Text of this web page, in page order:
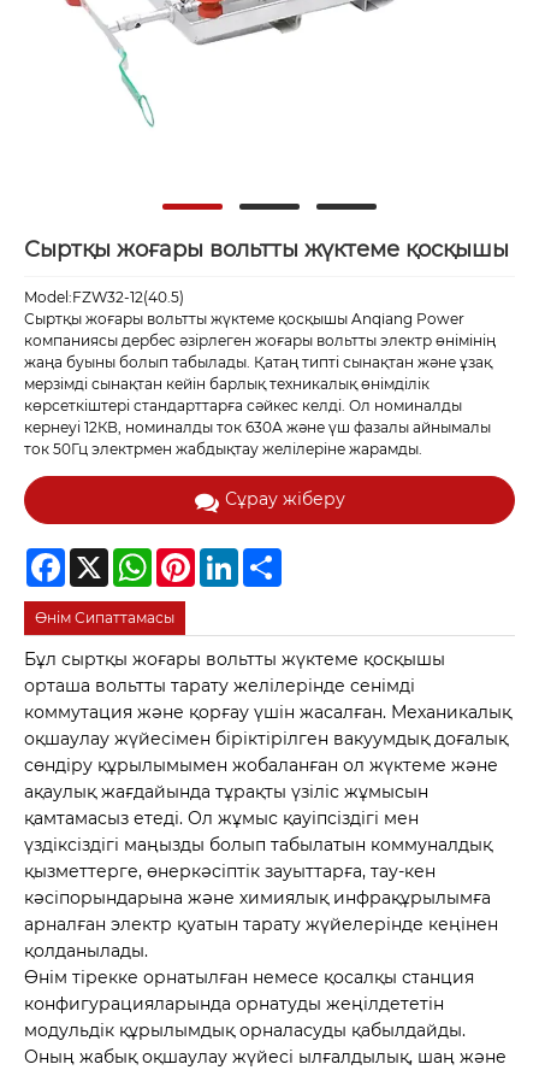
Сыртқы жоғары вольтты жүктеме қосқышы
Model:FZW32-12(40.5)
Сыртқы жоғары вольтты жүктеме қосқышы Anqiang Power
компаниясы дербес әзірлеген жоғары вольтты электр өнімінің
жаңа буыны болып табылады. Қатаң типті сынақтан және ұзақ
мерзімді сынақтан кейін барлық техникалық өнімділік
көрсеткіштері стандарттарға сәйкес келді. Ол номиналды
кернеуі 12КВ, номиналды ток 630А және үш фазалы айнымалы
ток 50Гц электрмен жабдықтау желілеріне жарамды.
Сұрау жіберу
Facebook
X WhatsAppPinterestLinkedIn
Өнім Сипаттамасы
Бұл сыртқы жоғары вольтты жүктеме қосқышы
орташа вольтты тарату желілерінде сенімді
коммутация және қорғау үшін жасалған. Механикалық
оқшаулау жүйесімен біріктірілген вакуумдық доғалық
сөндіру құрылымымен жобаланған ол жүктеме және
ақаулық жағдайында тұрақты үзіліс жұмысын
қамтамасыз етеді. Ол жұмыс қауіпсіздігі мен
үздіксіздігі маңызды болып табылатын коммуналдық
қызметтерге, өнеркәсіптік зауыттарға, тау-кен
кәсіпорындарына және химиялық инфрақұрылымға
арналған электр қуатын тарату жүйелерінде кеңінен
қолданылады.
Өнім тірекке орнатылған немесе қосалқы станция
конфигурацияларында орнатуды жеңілдететін
модульдік құрылымдық орналасуды қабылдайды.
Оның жабық оқшаулау жүйесі ылғалдылық, шаң және